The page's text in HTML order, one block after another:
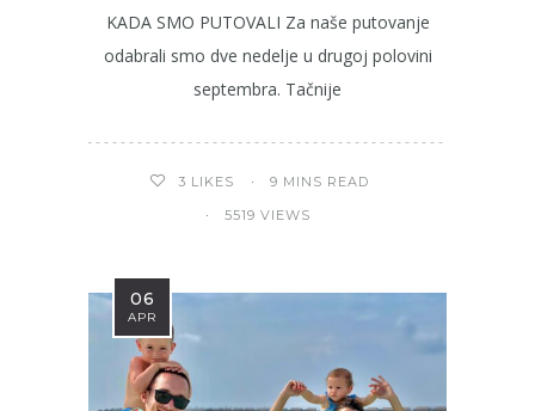
KADA SMO PUTOVALI Za naše putovanje
odabrali smo dve nedelje u drugoj polovini
septembra. Tačnije
3 LIKES 9 MINS READ
5519 VIEWS
06
APR